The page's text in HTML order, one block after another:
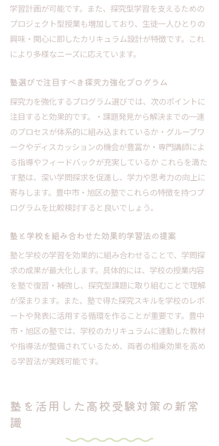
学習計画が可能です。また、探究型学習を支えるための
プロジェクト型授業も増加しており、生徒一人ひとりの
興味・関心に即したカリキュラム設計が特徴です。これ
により多様なニーズに応えています。
塾選びで注目すべき探究力強化プログラム
探究力を強化するプログラム選びでは、次のポイントに
注目すると効果的です。・課題発見から解決までの一連
のプロセスが体系的に組み込まれているか・グループワ
ークやディスカッションの機会が豊富か・専門講師によ
る指導やフィードバックが充実しているか これらを満た
す塾は、深い学問探求を促進し、学力や思考力の向上に
寄与します。豊中市・旭区の塾でこれらの特徴を持つプ
ログラムを比較検討すると良いでしょう。
塾と学校を組み合わせた効果的学習法の提案
塾と学校の学習を効果的に組み合わせることで、学問探
求の成果が最大化します。具体的には、学校の授業内容
を塾で復習・補強し、探究型課題に取り組むことで理解
が深まります。また、塾で得た探究スキルを学校のレポ
ートや発表に活用する循環を作ることが重要です。豊中
市・旭区の塾では、学校のカリキュラムに連動した教材
や指導法が整備されているため、両者の相乗効果を高め
る学習法が実践可能です。
塾を活用した高校受験対策の新常
識